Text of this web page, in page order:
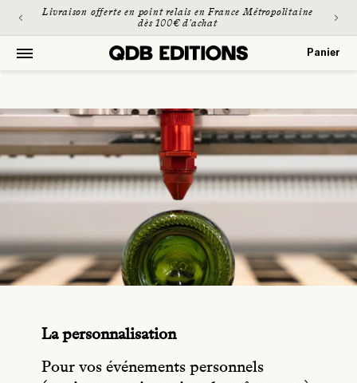
passer
contenu
Livraison offerte en point relais en France Métropolitaine
dès 100€ d'achat
Panier
Panier
La personnalisation
Pour vos événements personnels